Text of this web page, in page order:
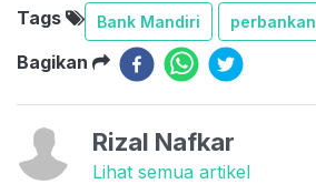
Tags Bank Mandiri perbankan
Bagikan
Rizal Nafkar
Lihat semua artikel